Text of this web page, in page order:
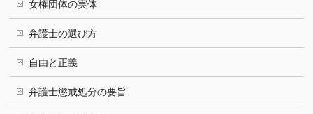
女権団体の実体
弁護士の選び方
自由と正義
弁護士懲戒処分の要旨